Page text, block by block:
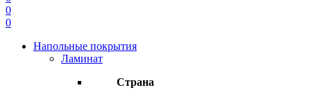
0
0
Напольные покрытия
Ламинат
Страна